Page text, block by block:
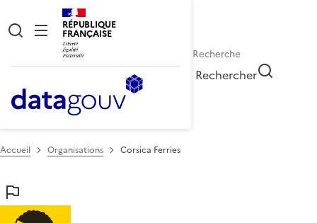
RÉPUBLIQUE
FRANÇAISE
Rechercher
Accueil Organisations Corsica Ferries